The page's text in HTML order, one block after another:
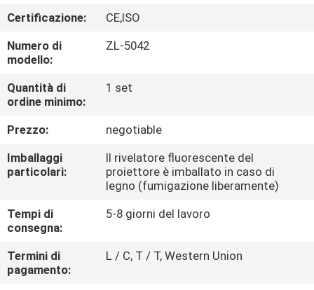
GIRO
DELLA
FABBRICA
CONTROLLO
DI
QUALITÀ
CONTATTICI
NOTIZIE
Certificazione:
CE,ISO
Numero di
modello:
ZL-5042
Quantità di
ordine minimo:
1 set
Prezzo:
negotiable
Imballaggi
particolari:
Il rivelatore fluorescente del
proiettore è imballato in caso di
legno (fumigazione liberamente)
Tempi di
consegna:
5-8 giorni del lavoro
Termini di
pagamento:
L / C, T / T, Western Union